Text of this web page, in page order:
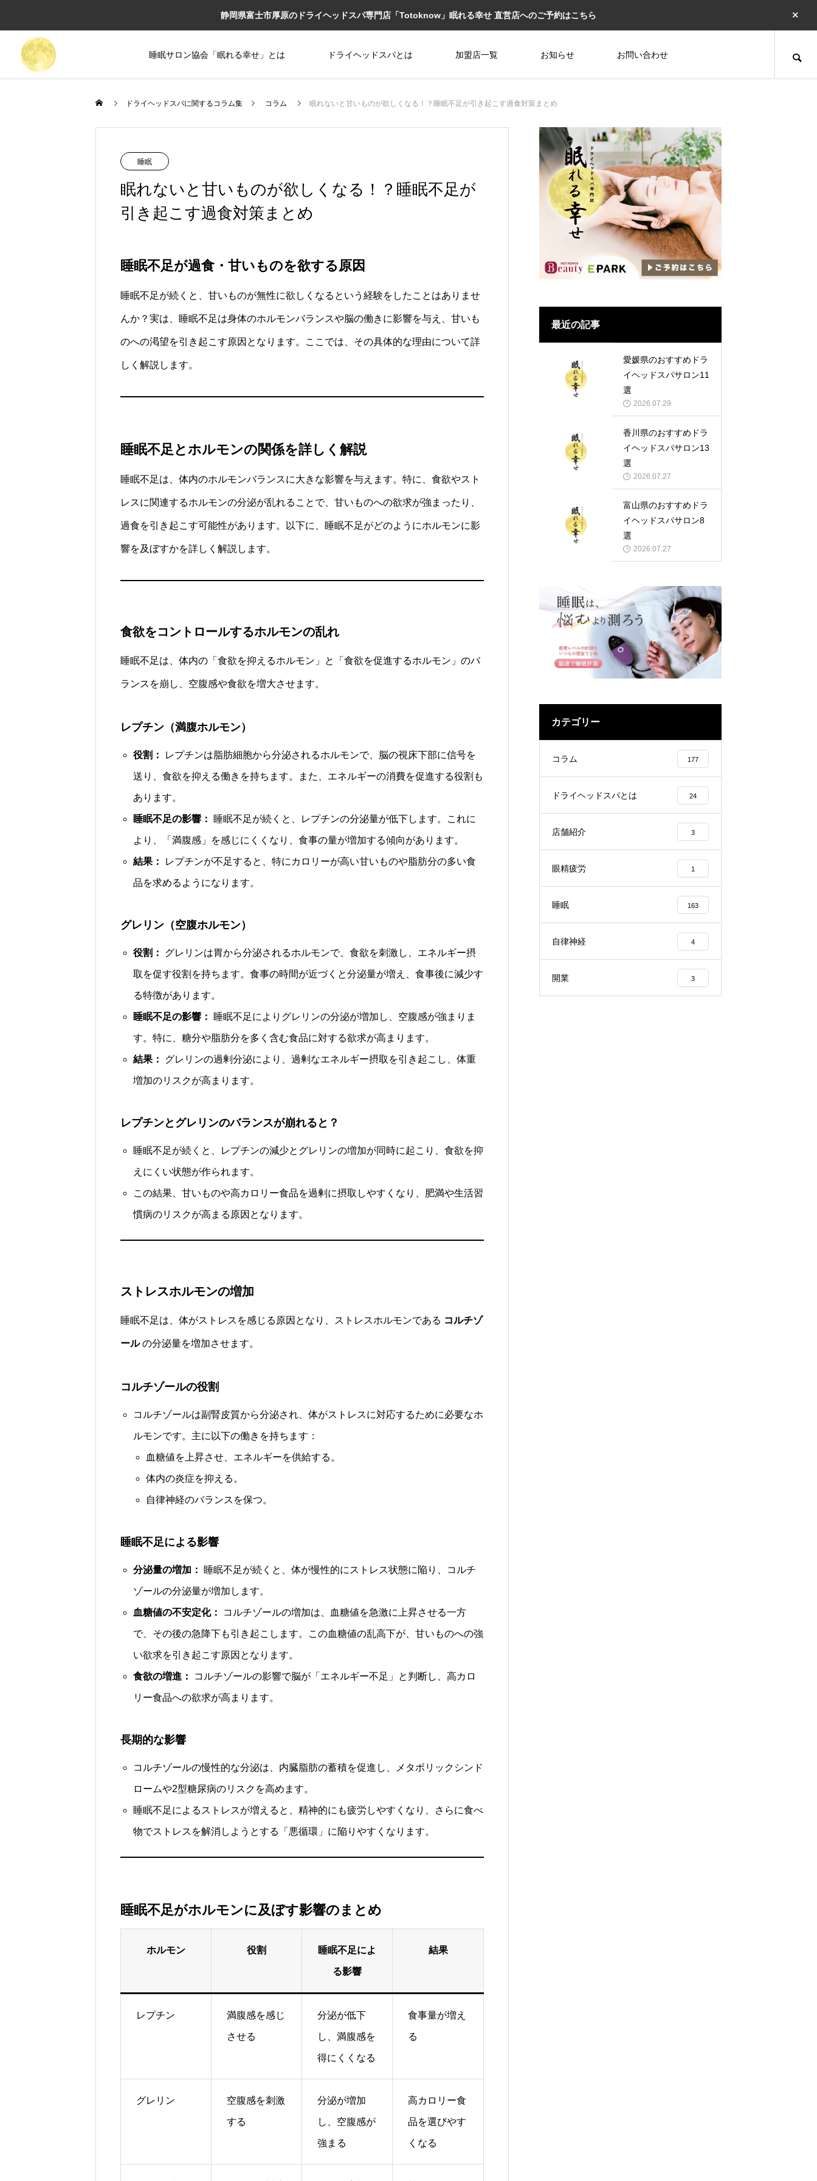
静岡県富士市厚原のドライヘッドスパ専門店「Totoknow」眠れる幸せ 直営店へのご予約はこちら
睡眠サロン協会「眠れる幸せ」とは ドライヘッドスパとは 加盟店一覧 お知らせ お問い合わせ
ドライヘッドスパに関するコラム集 コラム 眠れないと甘いものが欲しくなる！？睡眠不足が引き起こす過食対策まとめ
睡眠
眠れないと甘いものが欲しくなる！？睡眠不足が
引き起こす過食対策まとめ
睡眠不足が過食・甘いものを欲する原因
睡眠不足が続くと、甘いものが無性に欲しくなるという経験をしたことはありませ
んか？実は、睡眠不足は身体のホルモンバランスや脳の働きに影響を与え、甘いも
のへの渇望を引き起こす原因となります。ここでは、その具体的な理由について詳
しく解説します。
睡眠不足とホルモンの関係を詳しく解説
睡眠不足は、体内のホルモンバランスに大きな影響を与えます。特に、食欲やスト
レスに関連するホルモンの分泌が乱れることで、甘いものへの欲求が強まったり、
過食を引き起こす可能性があります。以下に、睡眠不足がどのようにホルモンに影
響を及ぼすかを詳しく解説します。
食欲をコントロールするホルモンの乱れ
睡眠不足は、体内の「食欲を抑えるホルモン」と「食欲を促進するホルモン」のバ
ランスを崩し、空腹感や食欲を増大させます。
レプチン（満腹ホルモン）
役割： レプチンは脂肪細胞から分泌されるホルモンで、脳の視床下部に信号を
送り、食欲を抑える働きを持ちます。また、エネルギーの消費を促進する役割も
あります。
睡眠不足の影響： 睡眠不足が続くと、レプチンの分泌量が低下します。これに
より、「満腹感」を感じにくくなり、食事の量が増加する傾向があります。
結果： レプチンが不足すると、特にカロリーが高い甘いものや脂肪分の多い食
品を求めるようになります。
グレリン（空腹ホルモン）
役割： グレリンは胃から分泌されるホルモンで、食欲を刺激し、エネルギー摂
取を促す役割を持ちます。食事の時間が近づくと分泌量が増え、食事後に減少す
る特徴があります。
睡眠不足の影響： 睡眠不足によりグレリンの分泌が増加し、空腹感が強まりま
す。特に、糖分や脂肪分を多く含む食品に対する欲求が高まります。
結果： グレリンの過剰分泌により、過剰なエネルギー摂取を引き起こし、体重
増加のリスクが高まります。
レプチンとグレリンのバランスが崩れると？
睡眠不足が続くと、レプチンの減少とグレリンの増加が同時に起こり、食欲を抑
えにくい状態が作られます。
この結果、甘いものや高カロリー食品を過剰に摂取しやすくなり、肥満や生活習
慣病のリスクが高まる原因となります。
ストレスホルモンの増加
睡眠不足は、体がストレスを感じる原因となり、ストレスホルモンである コルチゾ
ールの分泌量を増加させます。
コルチゾールの役割
コルチゾールは副腎皮質から分泌され、体がストレスに対応するために必要なホ
ルモンです。主に以下の働きを持ちます：
血糖値を上昇させ、エネルギーを供給する。
体内の炎症を抑える。
自律神経のバランスを保つ。
睡眠不足による影響
分泌量の増加： 睡眠不足が続くと、体が慢性的にストレス状態に陥り、コルチ
ゾールの分泌量が増加します。
血糖値の不安定化： コルチゾールの増加は、血糖値を急激に上昇させる一方
で、その後の急降下も引き起こします。この血糖値の乱高下が、甘いものへの強
い欲求を引き起こす原因となります。
食欲の増進： コルチゾールの影響で脳が「エネルギー不足」と判断し、高カロ
リー食品への欲求が高まります。
長期的な影響
コルチゾールの慢性的な分泌は、内臓脂肪の蓄積を促進し、メタボリックシンド
ロームや2型糖尿病のリスクを高めます。
睡眠不足によるストレスが増えると、精神的にも疲労しやすくなり、さらに食べ
物でストレスを解消しようとする「悪循環」に陥りやすくなります。
睡眠不足がホルモンに及ぼす影響のまとめ
ホルモン 役割 睡眠不足によ
る影響
結果
レプチン 満腹感を感じ
させる
分泌が低下
し、満腹感を
得にくくなる
食事量が増え
る
グレリン 空腹感を刺激
する
分泌が増加
し、空腹感が
強まる
高カロリー食
品を選びやす
くなる
最近の記事
愛媛県のおすすめドラ
イヘッドスパサロン11
選
2026.07.29
香川県のおすすめドラ
イヘッドスパサロン13
選
2026.07.27
富山県のおすすめドラ
イヘッドスパサロン8
選
2026.07.27
カテゴリー
コラム 177
ドライヘッドスパとは 24
店舗紹介 3
眼精疲労 1
睡眠 163
自律神経 4
開業 3